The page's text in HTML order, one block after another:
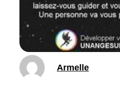
Armelle